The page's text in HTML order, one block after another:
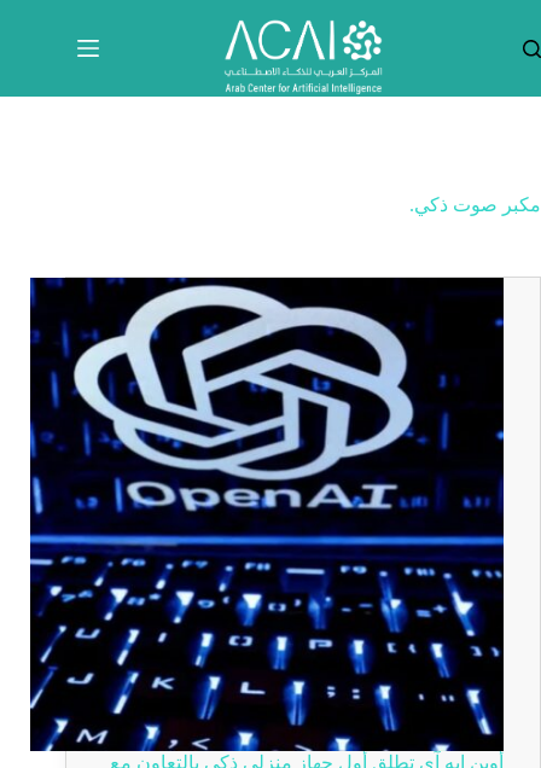
المحتوى
مكبر صوت ذكي.
أوبن إيه آي تطلق أول جهاز منزلي ذكي بالتعاون مع